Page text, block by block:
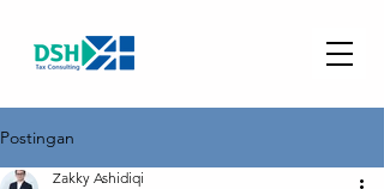
Postingan
Zakky Ashidiqi